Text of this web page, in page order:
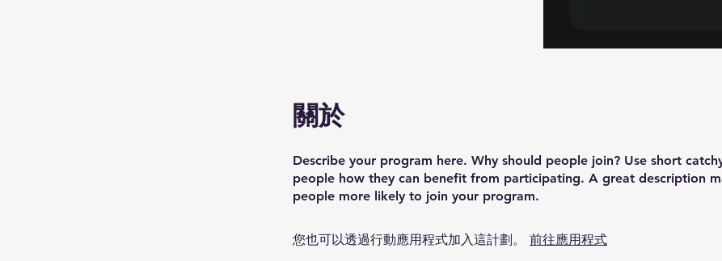
關於
Describe your program here. Why should people join? Use short
people how they can benefit from participating. A great description
people more likely to join your program.
您也可以透過行動應用程式加入這計劃。 前往應用程式